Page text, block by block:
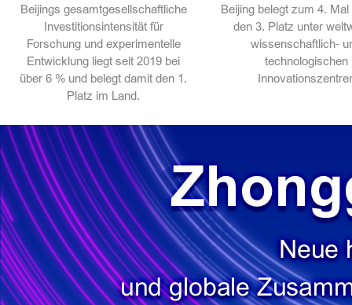
Beijings gesamtgesellschaftliche
Investitionsintensität für
Forschung und experimentelle
Entwicklung liegt seit 2019 bei
über 6 % und belegt damit den 1.
Platz im Land.
Beijing belegt zum 4. Mal
den 3. Platz unter
wissenschaftlich-
technologischen